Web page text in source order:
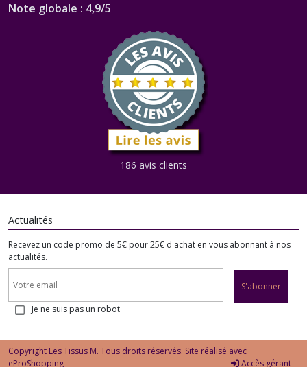
Note globale : 4,9/5
186 avis clients
Actualités
Recevez un code promo de 5€ pour 25€ d'achat en vous abonnant à nos
actualités.
S'abonner
Je ne suis pas un robot
Copyright Les Tissus M. Tous droits réservés. Site réalisé avec
eProShopping
Accès gérant